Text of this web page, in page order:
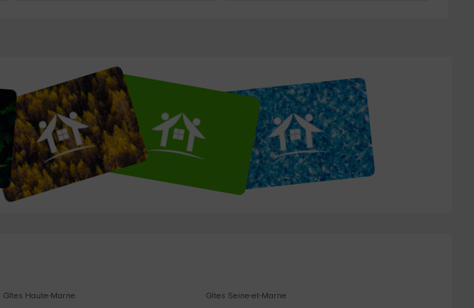
Gîtes Haute-Marne Gîtes Seine-et-Marne